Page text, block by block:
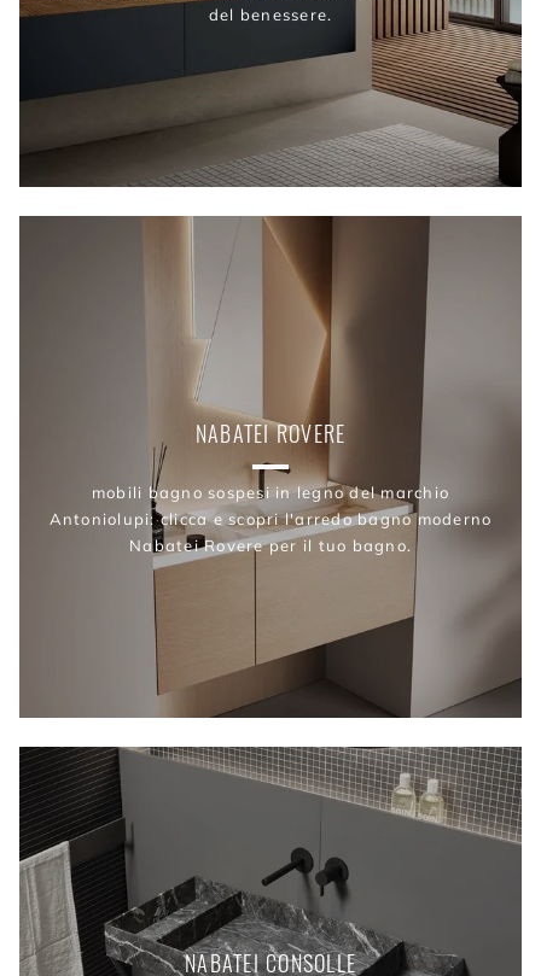
del benessere.
NABATEI ROVERE
mobili bagno sospesi in legno del marchio
Antoniolupi: clicca e scopri l'arredo bagno moderno
Nabatei Rovere per il tuo bagno.
NABATEI CONSOLLE